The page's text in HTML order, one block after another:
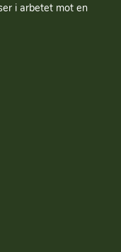
i arbetet mot en